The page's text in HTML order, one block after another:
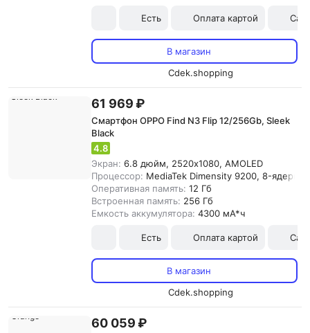
Есть Оплата картой
В магазин
Cdek.shopping
61 969 ₽
Смартфон OPPO Find N3 Flip 12/256Gb, Sleek
Black
4.8
Экран: 6.8 дюйм, 2520x1080, AMOLED
Процессор: MediaTek Dimensity 9200, 8-
Оперативная память: 12 Гб
Встроенная память: 256 Гб
Емкость аккумулятора: 4300 мА*ч
Есть Оплата картой
В магазин
Cdek.shopping
60 059 ₽